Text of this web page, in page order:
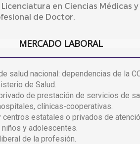
en Ciencias Médicas
de Doctor.
MERCADO LABORAL
salud nacional: dependencias de la
de Salud.
de prestación de servicios de
clínicas-cooperativas.
centros estatales o privados de
niños y adolescentes.
de la profesión.